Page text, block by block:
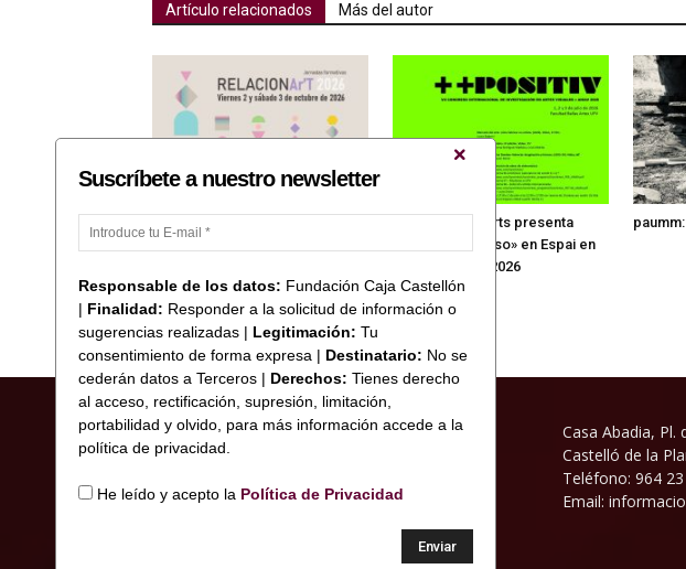
Artículo relacionados Más del autor
José Antonio Orts presenta
«Ones de llum i so» en Espai en
Xarxa d’ANIAV 2026
Casa Abadia, Pl.
Castelló de la
Teléfono: 964 23
Email:
Suscríbete a nuestro newsletter
Responsable de los datos: Fundación Caja Castellón
| Finalidad: Responder a la solicitud de información o
sugerencias realizadas | Legitimación: Tu
consentimiento de forma expresa | Destinatario: No se
cederán datos a Terceros | Derechos: Tienes derecho
al acceso, rectificación, supresión, limitación,
portabilidad y olvido, para más información accede a la
política de privacidad.
He leído y acepto la Política de Privacidad